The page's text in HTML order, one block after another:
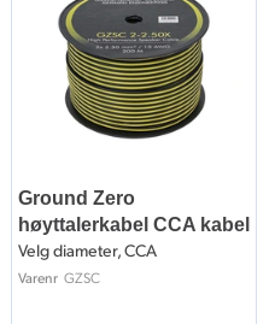
Ground Zero
høyttalerkabel CCA kabel
Velg diameter, CCA
Varenr GZSC